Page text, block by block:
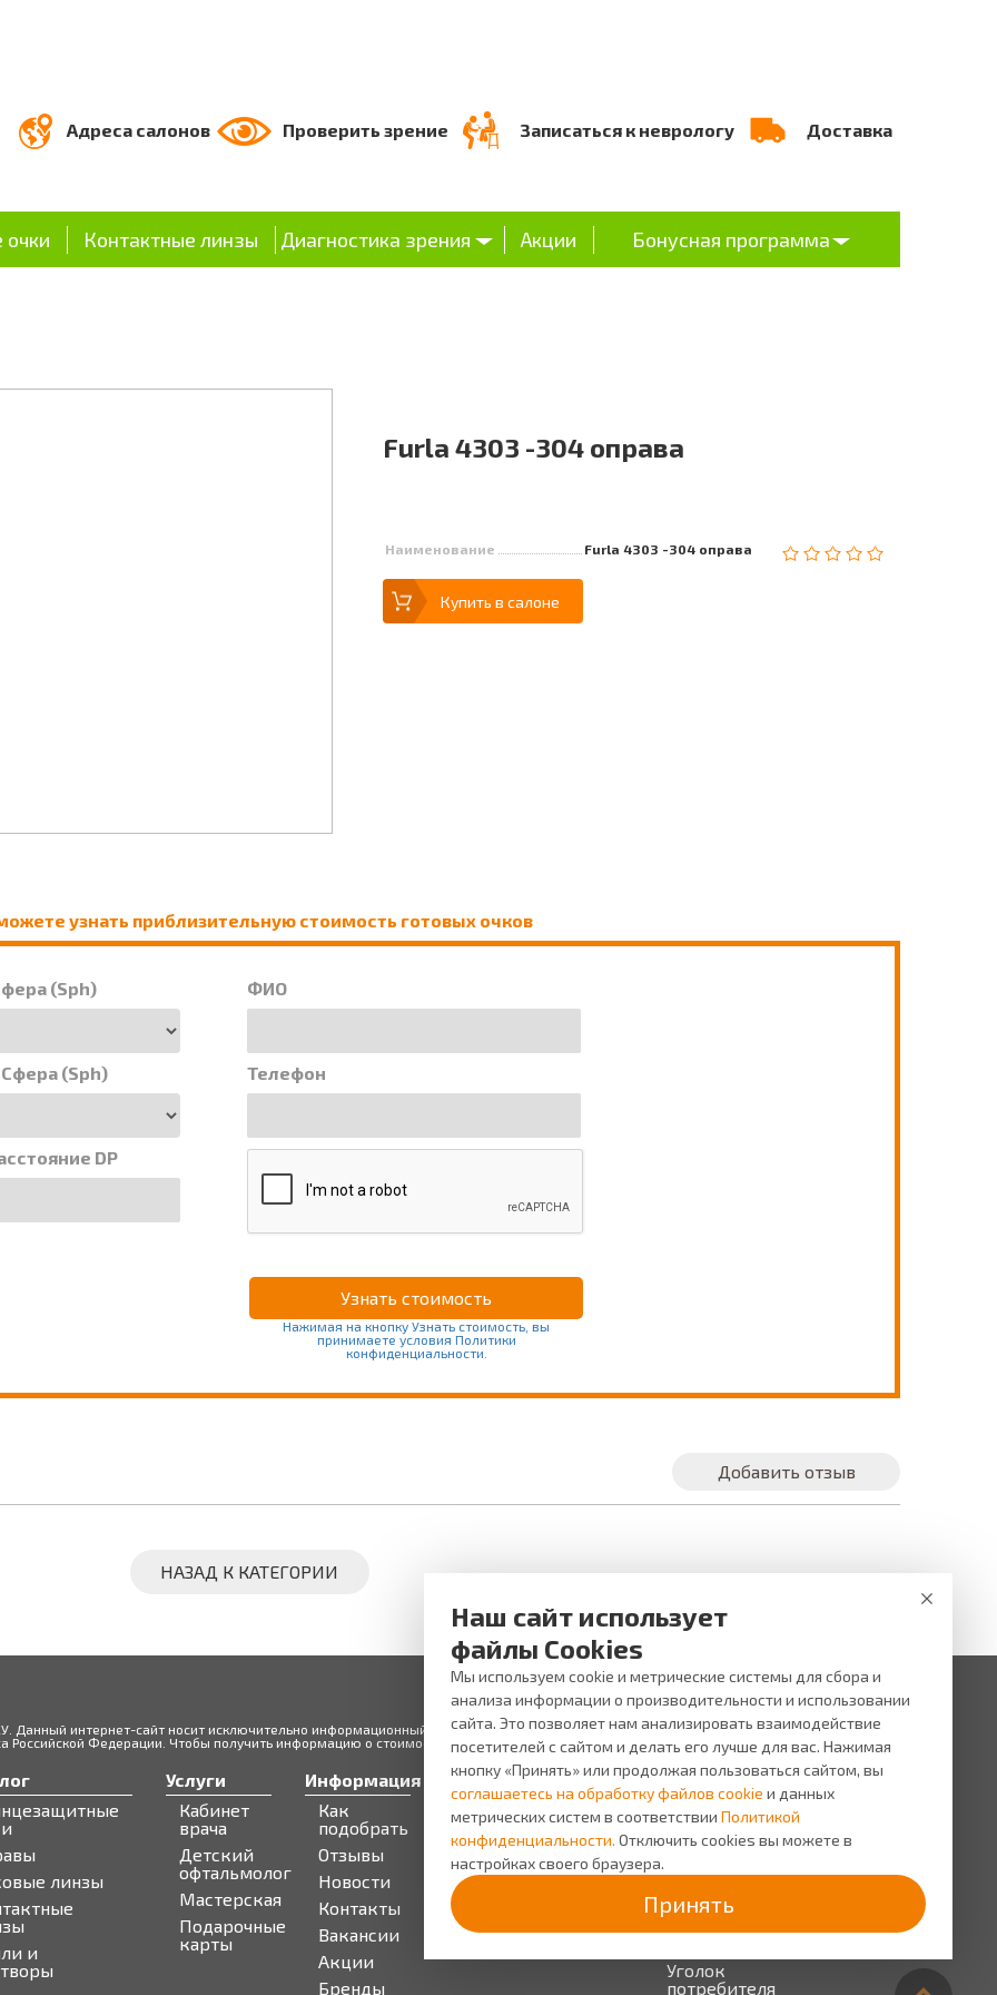
Адреса салонов Проверить зрение Записаться к неврологу Доставка
Контактные линзы Диагностика зрения Акции Бонусная программа
Furla 4303 -304 оправа
Наименование Furla 4303 -304 оправа
Купить в салоне
узнать приблизительную стоимость готовых очков
(Sph)
Сфера (Sph)
DP
ФИО
Телефон
Нажимая на кнопку Узнать стоимость, вы
принимаете условия Политики
конфиденциальности.
Добавить отзыв
НАЗАД К КАТЕГОРИИ
интернет-сайт носит исключительно информационный характер и ни при каких условиях не является публичной офертой,
Российской Федерации. Чтобы получить информацию о стоимости товаров и услуг, пожалуйста, обращайтесь в салоны оптики ВИЖУ.
линзы
и
Услуги
Кабинет
врача
Детский
офтальмолог
Мастерская
Подарочные
карты
Информация
Как
подобрать
Отзывы
Новости
Контакты
Вакансии
Акции
Бренды
Сервисы
Запись на прием
Бонусная
программа
О компании
О
компании
Новости
Прайс-
Уголок
потребителя
Наш сайт использует
файлы Cookies
Мы используем cookie и метрические системы для сбора и
анализа информации о производительности и использовании
сайта. Это позволяет нам анализировать взаимодействие
посетителей с сайтом и делать его лучше для вас. Нажимая
кнопку «Принять» или продолжая пользоваться сайтом, вы
соглашаетесь на обработку файлов cookie и данных
метрических систем в соответствии Политикой
конфиденциальности. Отключить cookies вы можете в
настройках своего браузера.
Принять